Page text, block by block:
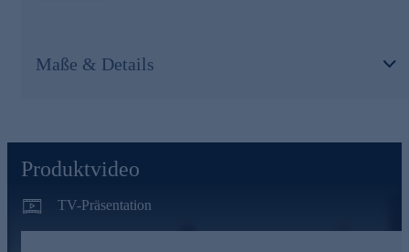
Für Ihre Beauty-Routine jetzt online bestellen.
Maße & Details
Produktvideo
TV-Präsentation